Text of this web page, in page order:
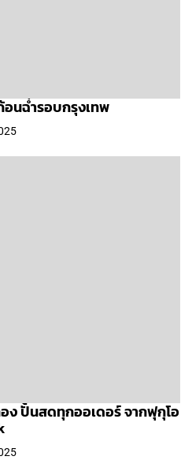
อนฉ่ำรอบกรุงเทพ
ง ปั้นสดทุกออเดอร์ จากฟุกุโอ